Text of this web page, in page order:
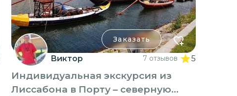
Заказать
Виктор 7 отзывов 5
Индивидуальная экскурсия из
Лиссабона в Порту – северную